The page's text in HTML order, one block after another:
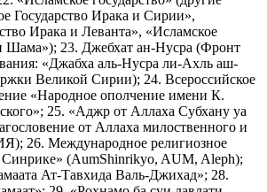
Государство Ирака и Сирии»,
Ирака и Леванта», «Исламское
Шама»); 23. Джебхат ан-Нусра (Фронт
«Джабха аль-Нусра ли-Ахль аш-
Великой Сирии); 24. Всероссийское
«Народное ополчение имени К.
25. «Аджр от Аллаха Субхану уа
от Аллаха милоственного и
26. Международное религиозное
(AumShinrikyo, AUM, Aleph);
Ат-Тавхида Валь-Джихад»; 28.